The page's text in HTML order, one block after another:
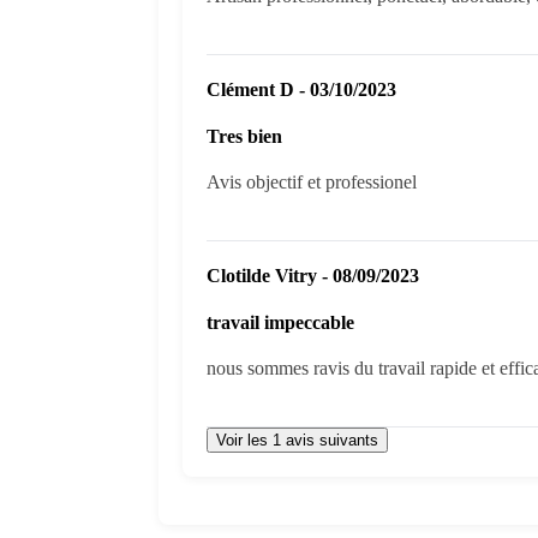
Clément D - 03/10/2023
Tres bien
Avis objectif et professionel
Clotilde Vitry - 08/09/2023
travail impeccable
nous sommes ravis du travail rapide et
Voir les 1 avis suivants